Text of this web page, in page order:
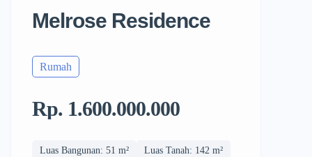
Melrose Residence
Rumah
Rp. 1.600.000.000
Luas Bangunan: 51 m² Luas Tanah: 142 m²